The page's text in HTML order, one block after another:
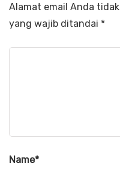
Alamat email Anda
yang wajib ditandai *
Name*